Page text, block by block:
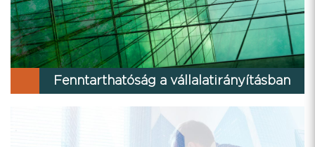
Fenntarthatóság a vállalatirányításban